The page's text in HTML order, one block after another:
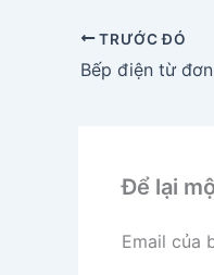
TRƯỚC ĐÓ
Bếp điện từ
Để lại
Email của